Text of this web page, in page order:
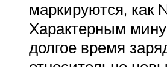
маркируются, как
Характерным
долгое время